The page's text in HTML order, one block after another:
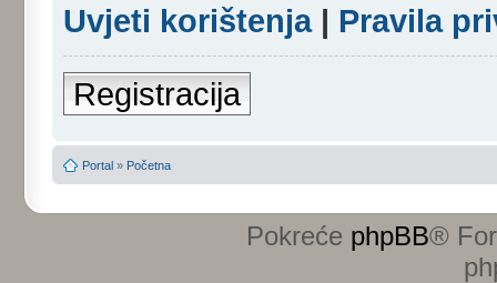
Uvjeti korištenja| Pravila
Registracija
Portal » Početna
Pokreće phpBB®